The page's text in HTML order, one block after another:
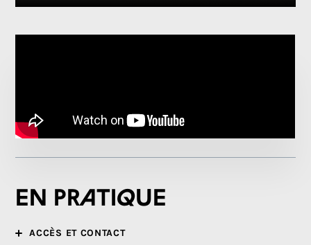
En pratique
ACCÈS ET CONTACT